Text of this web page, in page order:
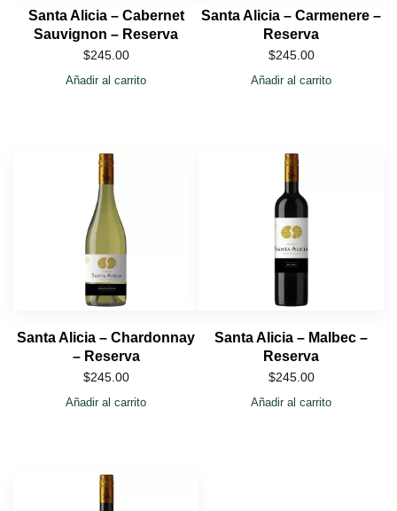
Santa Alicia – Cabernet
Sauvignon – Reserva
$245.00
Añadir al carrito
Santa Alicia – Carmenere –
Reserva
$245.00
Añadir al carrito
Santa Alicia – Chardonnay
– Reserva
$245.00
Añadir al carrito
Santa Alicia – Malbec –
Reserva
$245.00
Añadir al carrito